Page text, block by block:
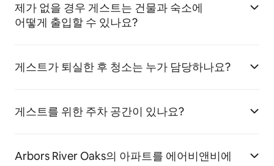
제가 없을 경우 게스트는 건물과 숙소에
어떻게 출입할 수 있나요?
게스트가 퇴실한 후 청소는 누가 담당하나요?
게스트를 위한 주차 공간이 있나요?
Arbors River Oaks의 아파트를 에어비앤비에